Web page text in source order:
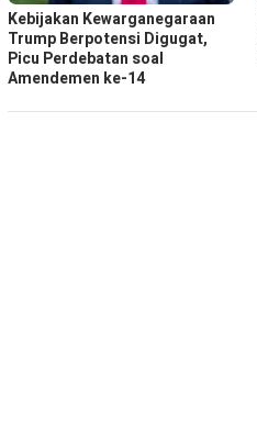
Kebijakan Kewarganegaraan
Trump Berpotensi Digugat,
Picu Perdebatan soal
Amendemen ke-14